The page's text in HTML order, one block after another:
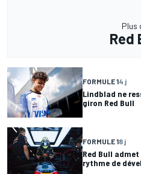
Plus
Red
FORMULE 14 j
Lindblad ne
giron Red Bull
FORMULE 18 j
Red Bull
rythme de